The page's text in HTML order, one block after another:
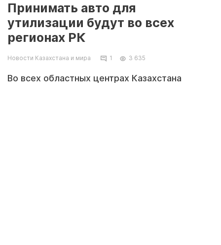
Принимать авто для
утилизации будут во всех
регионах РК
Новости Казахстана и мира 1 3 635
Во всех областных центрах Казахстана